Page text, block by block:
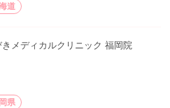
道
きメディカルクリニック 福岡院
県